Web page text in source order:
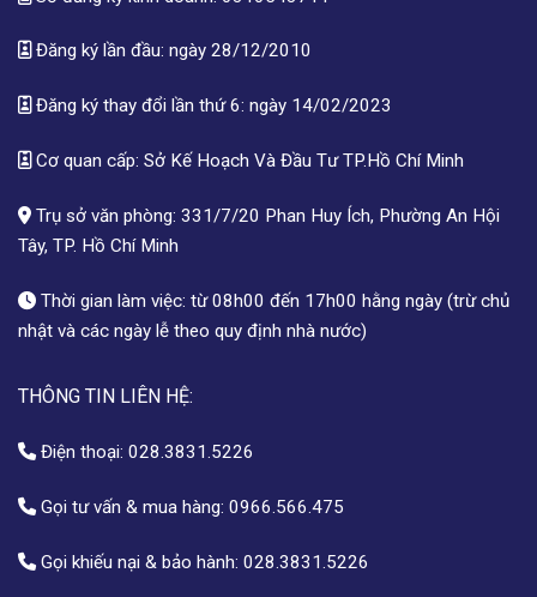
Đăng ký lần đầu: ngày 28/12/2010
Đăng ký thay đổi lần thứ 6: ngày 14/02/2023
Cơ quan cấp: Sở Kế Hoạch Và Đầu Tư TP.Hồ Chí Minh
Trụ sở văn phòng: 331/7/20 Phan Huy Ích, Phường An Hội
Tây, TP. Hồ Chí Minh
Thời gian làm việc: từ 08h00 đến 17h00 hằng ngày (trừ chủ
nhật và các ngày lễ theo quy định nhà nước)
THÔNG TIN LIÊN HỆ:
Điện thoại: 028.3831.5226
Gọi tư vấn & mua hàng: 0966.566.475
Gọi khiếu nại & bảo hành: 028.3831.5226